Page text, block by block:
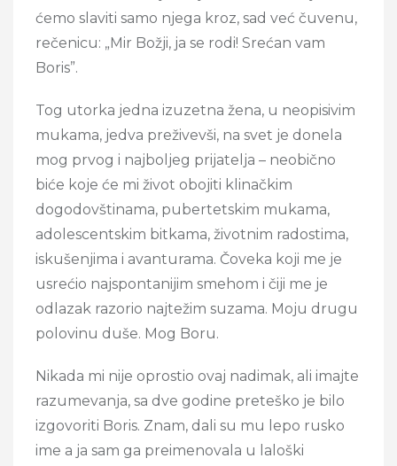
ćemo slaviti samo njega kroz, sad već čuvenu,
rečenicu: „Mir Božji, ja se rodi! Srećan vam
Boris”.
Tog utorka jedna izuzetna žena, u neopisivim
mukama, jedva preživevši, na svet je donela
mog prvog i najboljeg prijatelja – neobično
biće koje će mi život obojiti klinačkim
dogodovštinama, pubertetskim mukama,
adolescentskim bitkama, životnim radostima,
iskušenjima i avanturama. Čoveka koji me je
usrećio najspontanijim smehom i čiji me je
odlazak razorio najtežim suzama. Moju drugu
polovinu duše. Mog Boru.
Nikada mi nije oprostio ovaj nadimak, ali imajte
razumevanja, sa dve godine preteško je bilo
izgovoriti Boris. Znam, dali su mu lepo rusko
ime a ja sam ga preimenovala u laloški